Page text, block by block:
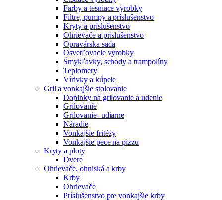
Farby a tesniace výrobky
Filtre, pumpy a príslušenstvo
Kryty a príslušenstvo
Ohrievače a príslušenstvo
Opravárska sada
Osvetľovacie výrobky
Šmykľavky, schody a trampolíny
Teplomery
Vírivky a kúpele
Gril a vonkajšie stolovanie
Doplnky na grilovanie a udenie
Grilovanie
Grilovanie- udiarne
Náradie
Vonkajšie fritézy
Vonkajšie pece na pizzu
Kryty a ploty
Dvere
Ohrievače, ohniská a krby
Krby
Ohrievače
Príslušenstvo pre vonkajšie krby